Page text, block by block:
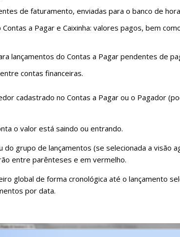
de faturamento, enviadas para o banco de
a Pagar e Caixinha: valores pagos, bem
lançamentos do Contas a Pagar pendentes de
contas financeiras.
cadastrado no Contas a Pagar ou o Pagador
o valor está saindo ou entrando.
do grupo de lançamentos (se selecionada a visão
entre parênteses e em vermelho.
global de forma cronológica até o lançamento
por data.